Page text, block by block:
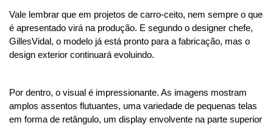
Vale lembrar que em projetos de carro-ceito, nem sempre o que
é apresentado virá na produção. E segundo o designer chefe,
GillesVidal, o modelo já está pronto para a fabricação, mas o
design exterior continuará evoluindo.
Por dentro, o visual é impressionante. As imagens mostram
amplos assentos flutuantes, uma variedade de pequenas telas
em forma de retângulo, um display envolvente na parte superior